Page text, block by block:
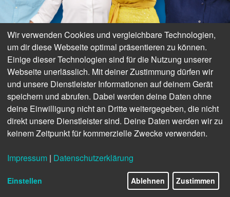
Philips LinkedIn
ANZEIGE
NEWS
Rayovac lädt ein, sich am
Messestand über die Vorteile
Wir verwenden Cookies und vergleichbare Technologien,
um dir diese Webseite optimal präsentieren zu können.
Einige dieser Technologien sind für die Nutzung unserer
Webseite unerlässlich. Mit deiner Zustimmung dürfen wir
und unsere Dienstleister Informationen auf deinem Gerät
speichern und abrufen. Dabei werden deine Daten ohne
deine Einwilligung nicht an Dritte weitergegeben, die nicht
direkt unsere Dienstleister sind. Deine Daten werden wir zu
keinem Zeitpunkt für kommerzielle Zwecke verwenden.
Impressum | Datenschutzerklärung
Einstellen Ablehnen Zustimmen